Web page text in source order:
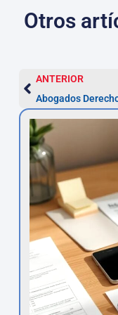
Otros
ANTERIOR